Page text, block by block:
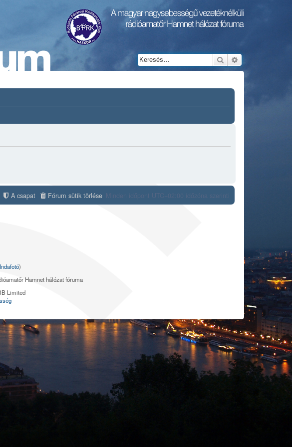
Keresés
Minden időpont UTC+02:00 időzóna szerinti
Fórum sütik törlése
A csapat
)
Hamnet hálózat fóruma
Limited